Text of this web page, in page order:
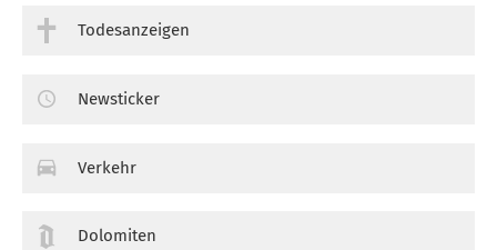
Todesanzeigen
Newsticker
Verkehr
Dolomiten